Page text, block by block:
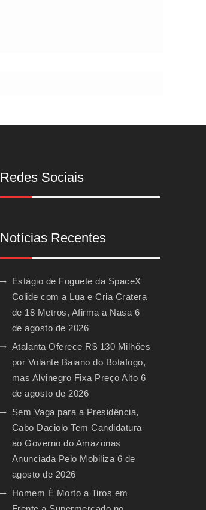
Redes Sociais
Notícias Recentes
Estágio de Foguete da SpaceX
Colide com a Lua e Cria Cratera
de 18 Metros, Afirma a Nasa 6
de agosto de 2026
Atalanta Oferece R$ 130 Milhões
por Volante Baiano do Botafogo,
mas Alvinegro Fixa Preço Alto 6
de agosto de 2026
Sem Vaga para a Presidência,
Cabo Daciolo Tem Candidatura
ao Governo do Amazonas
Anunciada Pelo Mobiliza 6 de
agosto de 2026
Homem É Morto a Tiros em